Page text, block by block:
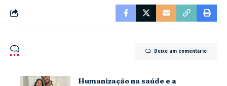
Deixe um comentário
Humanização na saúde e a